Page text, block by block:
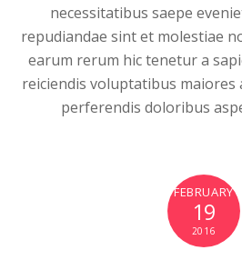
necessitatibus saepe
repudiandae sint et molestiae
earum rerum hic tenetur a
reiciendis voluptatibus maiores
perferendis doloribus
FEBRUARY
19
2016